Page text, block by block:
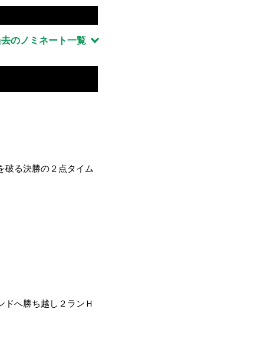
のノミネート一覧
破る決勝の２点タイム
ドへ勝ち越し２ランＨ